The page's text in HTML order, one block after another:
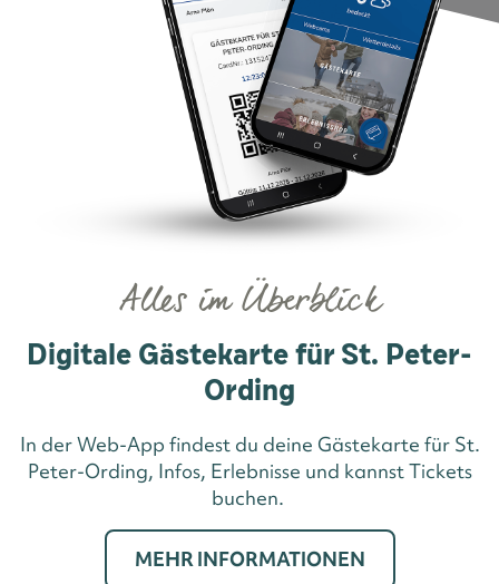
Alles im Überblick
Digitale Gästekarte für St. Peter-
Ording
In der Web-App findest du deine Gästekarte für St.
Peter-Ording, Infos, Erlebnisse und kannst Tickets
buchen.
MEHR INFORMATIONEN